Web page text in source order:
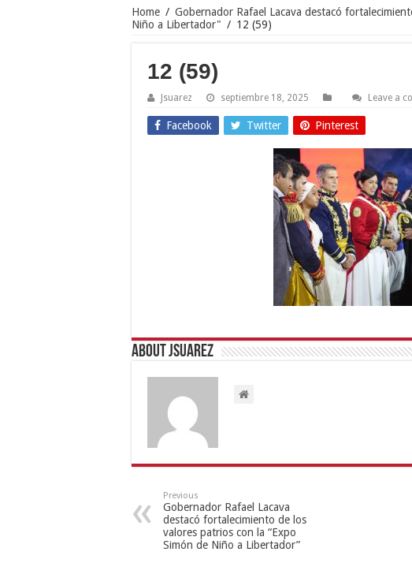
Home / Gobernador Rafael Lacava destacó
Niño a Libertador" / 12 (59)
12 (59)
Jsuarez septiembre 18, 2025 Leave a
Facebook Twitter Pinterest
About Jsuarez
Previous
Gobernador Rafael Lacava
destacó fortalecimiento de los
valores patrios con la “Expo
Simón de Niño a Libertador”